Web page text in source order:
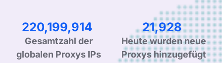
339,814,683
Gesamtzahl der
globalen Proxys IPs
34,081
Heute wurden neue
Proxys hinzugefügt